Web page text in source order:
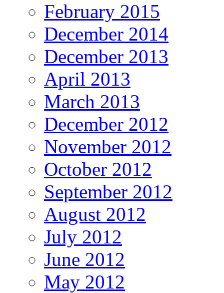
February 2015
December 2014
December 2013
April 2013
March 2013
December 2012
November 2012
October 2012
September 2012
August 2012
July 2012
June 2012
May 2012